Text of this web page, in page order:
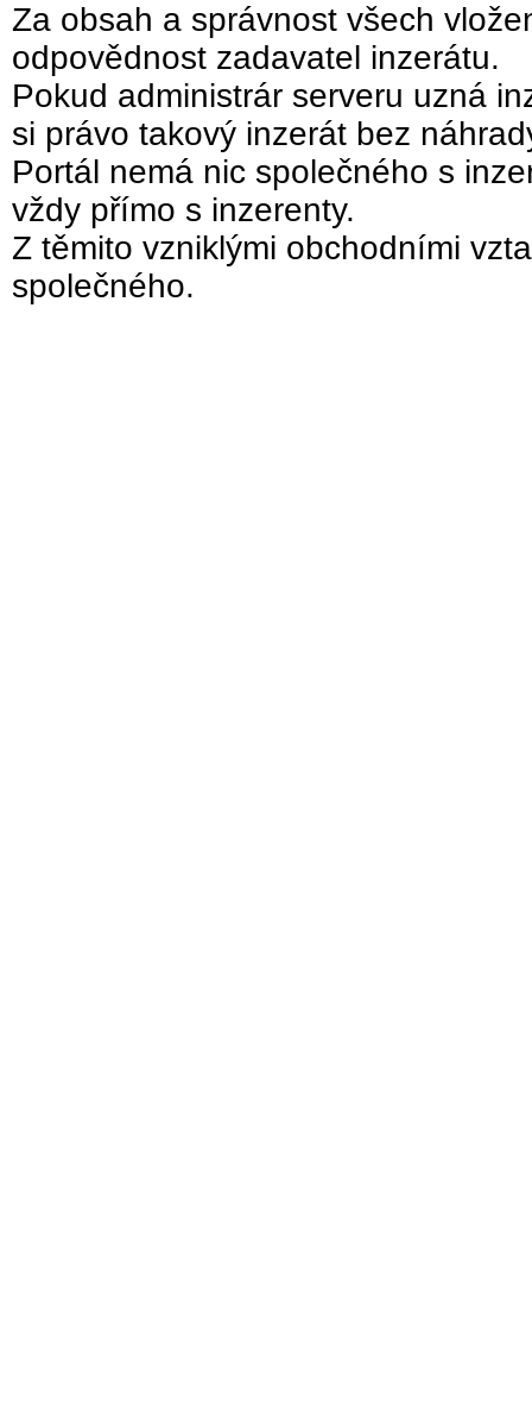
Za obsah a správnost všech
odpovědnost zadavatel inzerátu.
Pokud administrár serveru uzná
si právo takový inzerát bez
Portál nemá nic společného s
vždy přímo s inzerenty.
Z těmito vzniklými obchodními
společného.